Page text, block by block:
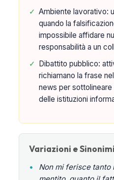
✓ Ambiente lavorativo:
quando la
impossibile affidare
responsabilità a un
✓ Dibattito pubblico:
richiamano la frase
news per sottolineare
delle istituzioni
Variazioni e Sinonimi
•
Non mi ferisce